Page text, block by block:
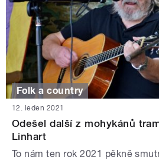
Folk a country
12. leden 2021
Odešel další z mohykánů
Linhart
To nám ten rok 2021 pěkně